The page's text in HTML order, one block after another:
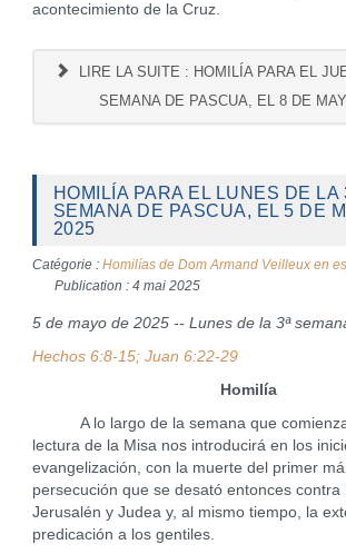
acontecimiento de la Cruz.
LIRE LA SUITE : HOMILÍA PARA EL
SEMANA DE PASCUA, EL 8 DE
HOMILÍA PARA EL LUNES DE LA
SEMANA DE PASCUA, EL 5 DE
2025
Catégorie : Homilías de Dom Armand Veilleux en
Publication : 4 mai 2025
5 de mayo de 2025 -- Lunes de la 3ª
Hechos 6:8-15; Juan 6:22-29
Homilía
A lo largo de la semana que
lectura de la Misa nos introducirá en los
evangelización, con la muerte del primer
persecución que se desató entonces contra
Jerusalén y Judea y, al mismo tiempo, la
predicación a los gentiles.